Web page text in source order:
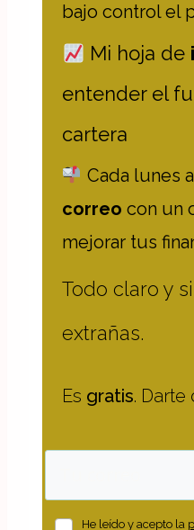
bajo control el
Mi hoja de
entender el
cartera
Cada lunes
correo con un
mejorar tus
Todo claro y
extrañas.
Es gratis.
He leído y acepto la